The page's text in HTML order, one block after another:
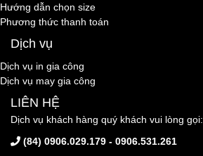
Hướng dẫn chọn size
Phương thức thanh toán
Dịch vụ
Dịch vụ in gia công
Dịch vụ may gia công
LIÊN HỆ
Dịch vụ khách hàng quý khách vui lòng gọi:
(84) 0906.029.179 - 0906.531.261